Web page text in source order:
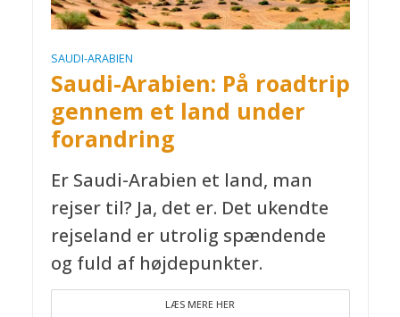
SAUDI-ARABIEN
Saudi-Arabien: På roadtrip
gennem et land under
forandring
Er Saudi-Arabien et land, man
rejser til? Ja, det er. Det ukendte
rejseland er utrolig spændende
og fuld af højdepunkter.
LÆS MERE HER